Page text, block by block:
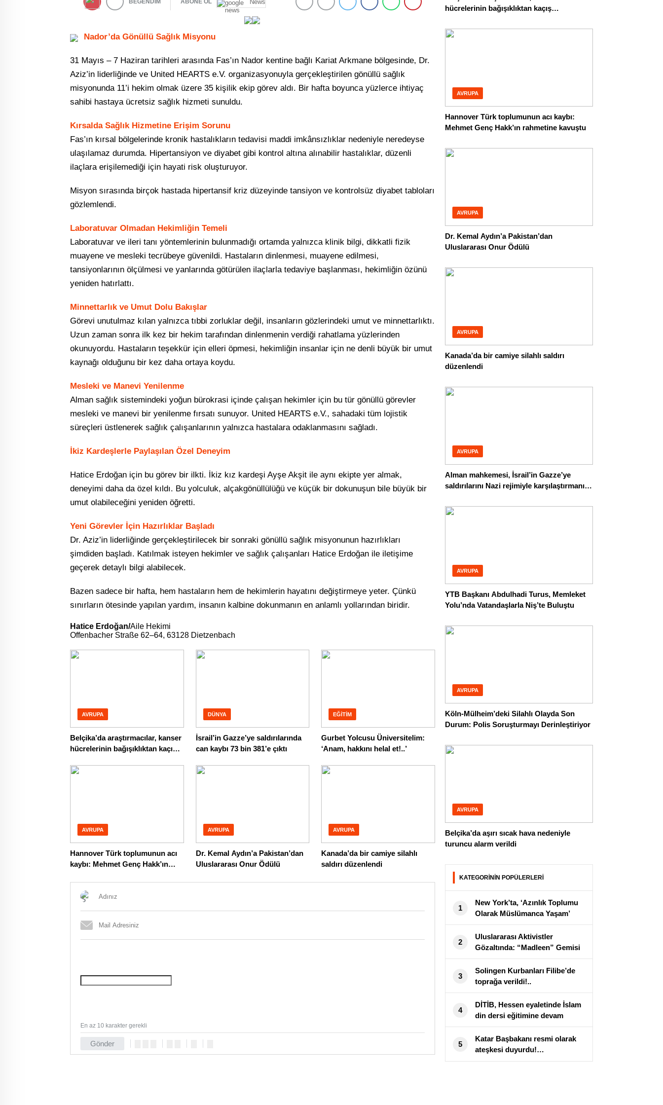
BEĞENDİM ABONE OL News
Nador’da Gönüllü Sağlık Misyonu
31 Mayıs – 7 Haziran tarihleri arasında Fas’ın Nador kentine bağlı Kariat Arkmane bölgesinde, Dr.
Aziz’in liderliğinde ve United HEARTS e.V. organizasyonuyla gerçekleştirilen gönüllü sağlık
misyonunda 11’i hekim olmak üzere 35 kişilik ekip görev aldı. Bir hafta boyunca yüzlerce ihtiyaç
sahibi hastaya ücretsiz sağlık hizmeti sunuldu.
Kırsalda Sağlık Hizmetine Erişim Sorunu
Fas’ın kırsal bölgelerinde kronik hastalıkların tedavisi maddi imkânsızlıklar nedeniyle neredeyse
ulaşılamaz durumda. Hipertansiyon ve diyabet gibi kontrol altına alınabilir hastalıklar, düzenli
ilaçlara erişilemediği için hayati risk oluşturuyor.
Misyon sırasında birçok hastada hipertansif kriz düzeyinde tansiyon ve kontrolsüz diyabet tabloları
gözlemlendi.
Laboratuvar Olmadan Hekimliğin Temeli
Laboratuvar ve ileri tanı yöntemlerinin bulunmadığı ortamda yalnızca klinik bilgi, dikkatli fizik
muayene ve mesleki tecrübeye güvenildi. Hastaların dinlenmesi, muayene edilmesi,
tansiyonlarının ölçülmesi ve yanlarında götürülen ilaçlarla tedaviye başlanması, hekimliğin özünü
yeniden hatırlattı.
Minnettarlık ve Umut Dolu Bakışlar
Görevi unutulmaz kılan yalnızca tıbbi zorluklar değil, insanların gözlerindeki umut ve minnettarlıktı.
Uzun zaman sonra ilk kez bir hekim tarafından dinlenmenin verdiği rahatlama yüzlerinden
okunuyordu. Hastaların teşekkür için elleri öpmesi, hekimliğin insanlar için ne denli büyük bir umut
kaynağı olduğunu bir kez daha ortaya koydu.
Mesleki ve Manevi Yenilenme
Alman sağlık sistemindeki yoğun bürokrasi içinde çalışan hekimler için bu tür gönüllü görevler
mesleki ve manevi bir yenilenme fırsatı sunuyor. United HEARTS e.V., sahadaki tüm lojistik
süreçleri üstlenerek sağlık çalışanlarının yalnızca hastalara odaklanmasını sağladı.
İkiz Kardeşlerle Paylaşılan Özel Deneyim
Hatice Erdoğan için bu görev bir ilkti. İkiz kız kardeşi Ayşe Akşit ile aynı ekipte yer almak,
deneyimi daha da özel kıldı. Bu yolculuk, alçakgönüllülüğü ve küçük bir dokunuşun bile büyük bir
umut olabileceğini yeniden öğretti.
Yeni Görevler İçin Hazırlıklar Başladı
Dr. Aziz’in liderliğinde gerçekleştirilecek bir sonraki gönüllü sağlık misyonunun hazırlıkları
şimdiden başladı. Katılmak isteyen hekimler ve sağlık çalışanları Hatice Erdoğan ile iletişime
geçerek detaylı bilgi alabilecek.
Bazen sadece bir hafta, hem hastaların hem de hekimlerin hayatını değiştirmeye yeter. Çünkü
sınırların ötesinde yapılan yardım, insanın kalbine dokunmanın en anlamlı yollarından biridir.
Hatice Erdoğan/Aile Hekimi
Offenbacher Straße 62–64, 63128 Dietzenbach
AVRUPA
Belçika’da araştırmacılar, kanser
hücrelerinin bağışıklıktan kaçış
DÜNYA
İsrail’in Gazze’ye saldırılarında
can kaybı 73 bin 381’e çıktı
EĞITIM
Gurbet Yolcusu Üniversitelim:
‘Anam, hakkını helal et!..’
AVRUPA
Hannover Türk toplumunun acı
kaybı: Mehmet Genç Hakk’ın
AVRUPA
Dr. Kemal Aydın’a Pakistan’dan
Uluslararası Onur Ödülü
AVRUPA
Kanada’da bir camiye silahlı
saldırı düzenlendi
Gönder
En az 10 karakter gerekli
hücrelerinin bağışıklıktan kaçış
AVRUPA
Hannover Türk toplumunun acı kaybı:
Mehmet Genç Hakk’ın rahmetine kavuştu
AVRUPA
Dr. Kemal Aydın’a Pakistan’dan
Uluslararası Onur Ödülü
AVRUPA
Kanada’da bir camiye silahlı saldırı
düzenlendi
AVRUPA
Alman mahkemesi, İsrail’in Gazze’ye
saldırılarını Nazi rejimiyle karşılaştırmanın
AVRUPA
YTB Başkanı Abdulhadi Turus, Memleket
Yolu’nda Vatandaşlarla Niş’te Buluştu
AVRUPA
Köln-Mülheim’deki Silahlı Olayda Son
Durum: Polis Soruşturmayı Derinleştiriyor
AVRUPA
Belçika’da aşırı sıcak hava nedeniyle
turuncu alarm verildi
KATEGORİNİN POPÜLERLERİ
1
New York’ta, ‘Azınlık Toplumu
Olarak Müslümanca Yaşam’
konulu konferans!..
2
Uluslararası Aktivistler
Gözaltında: “Madleen” Gemisi
Tartışmaları Alevlendirdi
3
Solingen Kurbanları Filibe’de
toprağa verildi!..
4
DİTİB, Hessen eyaletinde İslam
din dersi eğitimine devam
edecek
5
Katar Başbakanı resmi olarak
ateşkesi duyurdu!…